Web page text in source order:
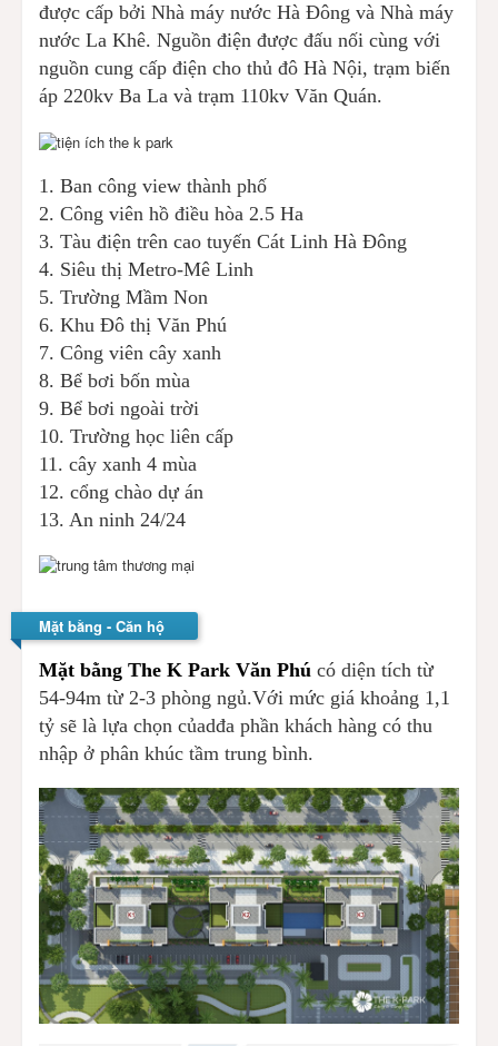
được cấp bởi Nhà máy nước Hà Đông và Nhà máy
nước La Khê. Nguồn điện được đấu nối cùng với
nguồn cung cấp điện cho thủ đô Hà Nội, trạm biến
áp 220kv Ba La và trạm 110kv Văn Quán.
1. Ban công view thành phố
2. Công viên hồ điều hòa 2.5 Ha
3. Tàu điện trên cao tuyến Cát Linh Hà Đông
4. Siêu thị Metro-Mê Linh
5. Trường Mầm Non
6. Khu Đô thị Văn Phú
7. Công viên cây xanh
8. Bể bơi bốn mùa
9. Bể bơi ngoài trời
10. Trường học liên cấp
11. cây xanh 4 mùa
12. cổng chào dự án
13. An ninh 24/24
Mặt bằng - Căn hộ
Mặt bằng The K Park Văn Phú có diện tích từ
54-94m từ 2-3 phòng ngủ.Với mức giá khoảng 1,1
tỷ sẽ là lựa chọn củadđa phần khách hàng có thu
nhập ở phân khúc tầm trung bình.